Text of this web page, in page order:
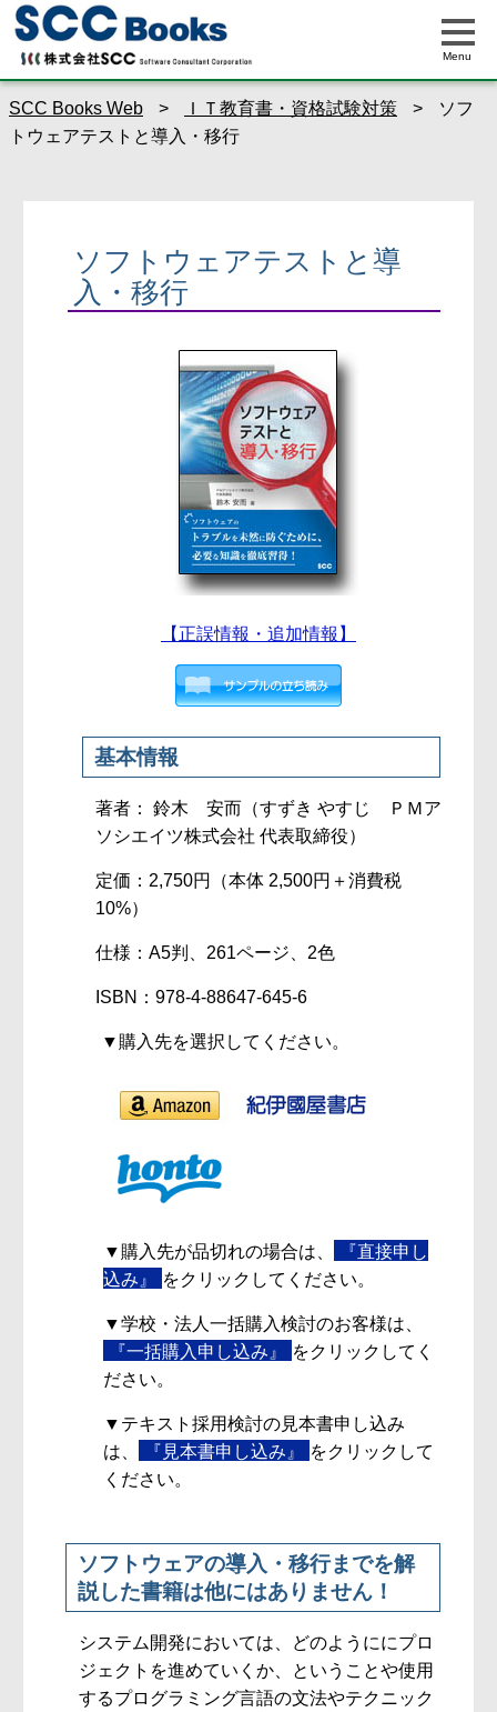
Menu
SCC Books Web > ＩＴ教育書・資格試験対策 >
ソフ
トウェアテストと導入・移行
ソフトウェアテストと導
入・移行
【正誤情報・追加情報】
基本情報
著者： 鈴木 安而（すずき やすじ ＰＭア
ソシエイツ株式会社 代表取締役）
定価：2,750円（本体 2,500円＋消費税
10%）
仕様：A5判、261ページ、2色
ISBN：978-4-88647-645-6
▼購入先を選択してください。
▼購入先が品切れの場合は、
『直接申し
込み』
をクリックしてください。
▼学校・法人一括購入検討のお客様は、
『一括購入申し込み』
をクリックしてく
ださい。
▼テキスト採用検討の見本書申し込み
は、
『見本書申し込み』
をクリックして
ください。
ソフトウェアの導入・移行までを解
説した書籍は他にはありません！
システム開発においては、どのようににプロ
ジェクトを進めていくか、ということや使用
するプログラミング言語の文法やテクニック